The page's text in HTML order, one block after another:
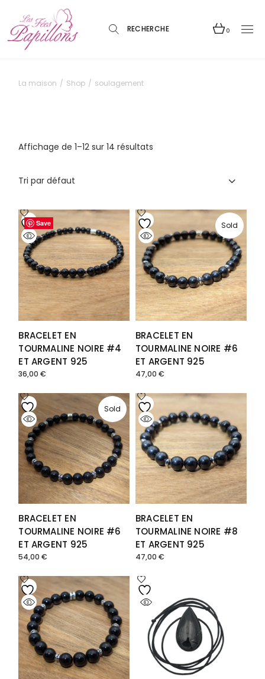
content 0
La maison Shop soulagement
Affichage de 1–12 sur 14 résultats
Tri par défaut
Save
BRACELET EN
TOURMALINE NOIRE #4
ET ARGENT 925
36,00€
Save Sold
BRACELET EN
TOURMALINE NOIRE #6
ET ARGENT 925
47,00 €
Save
Sold
BRACELET EN
TOURMALINE NOIRE #6
ET ARGENT 925
54,00€
Save
BRACELET EN
TOURMALINE NOIRE #8
ET ARGENT 925
47,00 €
Save
Save
Save
Save
Save
Save
Save
Save